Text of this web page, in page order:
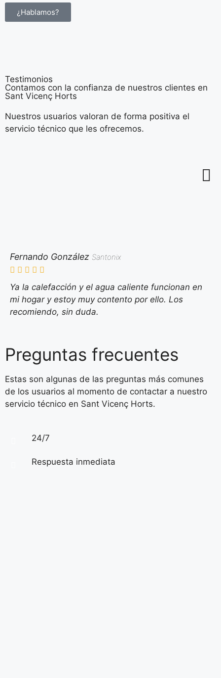
¿Hablamos?
Testimonios
Contamos con la confianza de nuestros clientes en
Sant Vicenç Horts
Nuestros usuarios valoran de forma positiva el
servicio técnico que les ofrecemos.
Fernando González Santonix
Ya la calefacción y el agua caliente funcionan en
mi hogar y estoy muy contento por ello. Los
recomiendo, sin duda.
Preguntas frecuentes
Estas son algunas de las preguntas más comunes
de los usuarios al momento de contactar a nuestro
servicio técnico en Sant Vicenç Horts.
24/7
Respuesta inmediata